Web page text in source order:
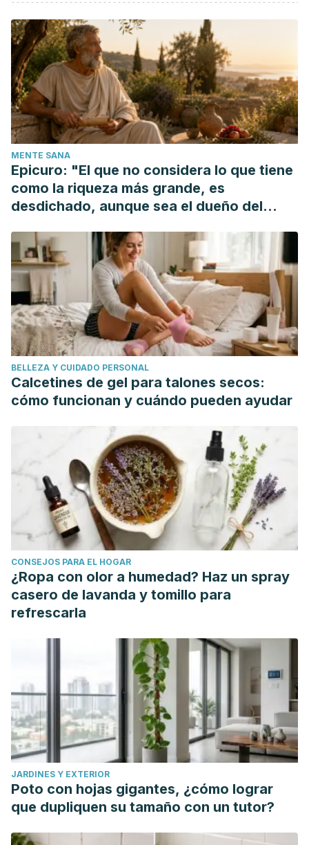
Wang, H., Cao, G., & Prior, R. L. (1996). Total antioxidant
capacity of fruits. Journal of Agricultural and Food
Chemistry. https://doi.org/10.1021/jf950579y
Lin, C. H., & Chen, B. H. (2003). Determination of
carotenoids in tomato juice by liquid chromatography.
Journal of Chromatography A.
https://doi.org/10.1016/S0021-9673(03)01138-5
Basu, A., & Penugonda, K. (2009). Pomegranate juice: A
heart-healthy fruit juice. Nutrition Reviews.
https://doi.org/10.1111/j.1753-4887.2008.00133.x
Costa Rodrigues J., Pinho O., Monteiro PRR., Can lycopene
cardiovascular disease? Food Chem, 2018. 245: 1148-1153.
Crhistodoulides S., Dimidi E., Fragkos KC., Farmer AD.,
Whelan K., Scott SM., Systematic review with meta analysis:
effect of fibre supplementation on chronic idiopathic
constipation in adults. Aliment Pharmacol Ther, 2016. 44 (2):
103-16.
Zou J., Feng D., Lycopene reduces cholesterol absortion
through the downregulation of Niemann Pick C1 like 1 in
Caco 2 cells. Mol Nutr Food Res, 2015. 59 (11): 2225-30.
of glycolipid in type 2 diabetic rats. Biomed Pharmacother,
2019. 109: 2070-2077.
Black CJ., Ford AC., Chornic idiopathic constipation in
adults: epidemiology, pathophysiology, diagnosis and
clinical management. Med J Aust, 2018. 209 (2): 86-91.
MENTE SANA
Epicuro: "El que no considera lo que tiene
como la riqueza más grande, es
desdichado, aunque sea el dueño del
BELLEZA Y CUIDADO PERSONAL
Calcetines de gel para talones secos:
cómo funcionan y cuándo pueden ayudar
CONSEJOS PARA EL HOGAR
¿Ropa con olor a humedad? Haz un spray
casero de lavanda y tomillo para
refrescarla
JARDINES Y EXTERIOR
Poto con hojas gigantes, ¿cómo lograr
que dupliquen su tamaño con un tutor?